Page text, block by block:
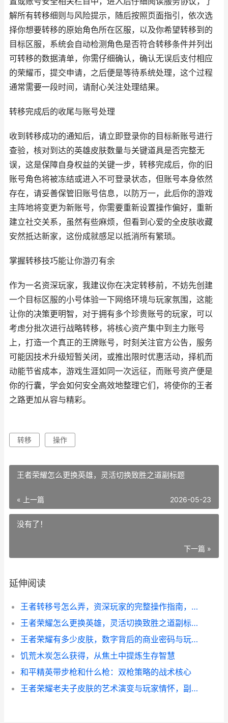
解所有转移细则与风险提示，随后按照页面指引，依次选
择你想要转移的原始角色所在区服，以及你希望转移到的
目标区服，系统会自动检测角色是否符合转移条件并列出
可转移的数据清单，你需仔细确认，确认无误后支付相应
的荣耀币，提交申请，之后便是等待系统处理，这个过程
通常需要一段时间，请耐心关注处理结果。
转移完成后的收尾与账号处理
收到转移成功的通知后，请立即登录你的目标新账号进行
查验，核对到达的英雄皮肤数量与关键道具是否完整无
误，这是保障自身权益的关键一步，转移完成后，你的旧
账号角色将被冻结或进入不可登录状态，但账号本身依然
存在，请妥善保管旧账号信息，以防万一，此后你的游戏
主阵地将变更为新账号，你需要重新设置操作偏好，重新
建立社交关系，虽然有些麻烦，但看到心爱的全皮肤收藏
安然抵达新家，这份成就感足以抵消所有繁琐。
掌握转移技巧能让你游刃有余
作为一名资深玩家，我建议你在决定转移前，不妨先创建
一个目标区服的小号体验一下网络环境与玩家氛围，这能
让你的决策更明智，对于拥有多个珍贵账号的玩家，可以
考虑分批次进行战略转移，将核心资产集中到主力账号
上，打造一个真正的王牌账号，时刻关注官方公告，服务
可能因技术升级短暂关闭，或推出限时优惠活动，择机而
动能节省成本，游戏生涯如同一次远征，而账号资产便是
你的行囊，学会如何安全高效地整理它们，将使你的王者
之路更加从容与精彩。
转移 操作
王者荣耀怎么更换英雄，灵活切换致胜之道副标题
« 上一篇 2026-05-23
没有了！
下一篇 »
延伸阅读
王者转移号怎么弄，资深玩家的完整操作指南，副标题，从原理到实战的深度解析
王者荣耀怎么更换英雄，灵活切换致胜之道副标题
王者荣耀有多少皮肤，数字背后的商业密码与玩家情怀，副标题，一款国民手游的皮肤宇宙深度解析
饥荒木炭怎么获得，从焦土中提炼生存智慧
和平精英带步枪和什么枪：双枪策略的战术核心
王者荣耀老夫子皮肤的艺术演变与玩家情怀，副标题，一根灯管照见的峡谷十年路